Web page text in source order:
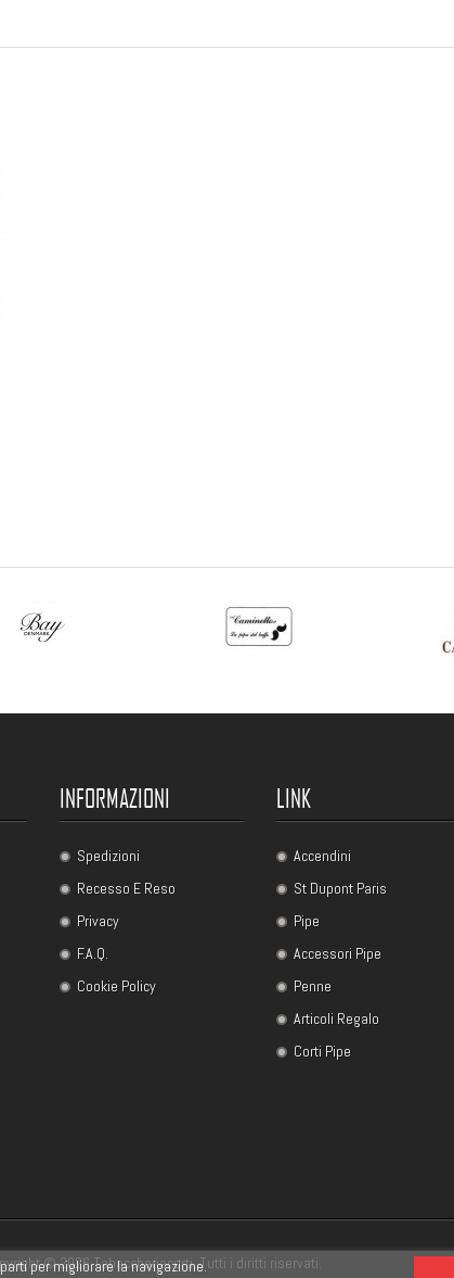
INFORMAZIONI
Spedizioni
Recesso E Reso
Privacy
F.A.Q.
Cookie Policy
LINK
Accendini
St Dupont Paris
Pipe
Accessori Pipe
Penne
Articoli Regalo
Corti Pipe
© 2026 Tabaccheriacorti. Tutti i diritti riservati.
per migliorare la navigazione.